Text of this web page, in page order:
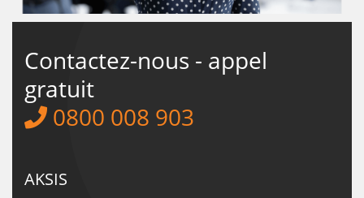
Contactez-nous - appel
gratuit
0800 008 903
AKSIS